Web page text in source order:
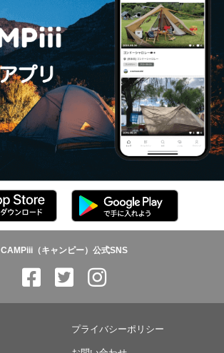
CAMPiii（キャンピー）公式SNS
プライバシーポリシー